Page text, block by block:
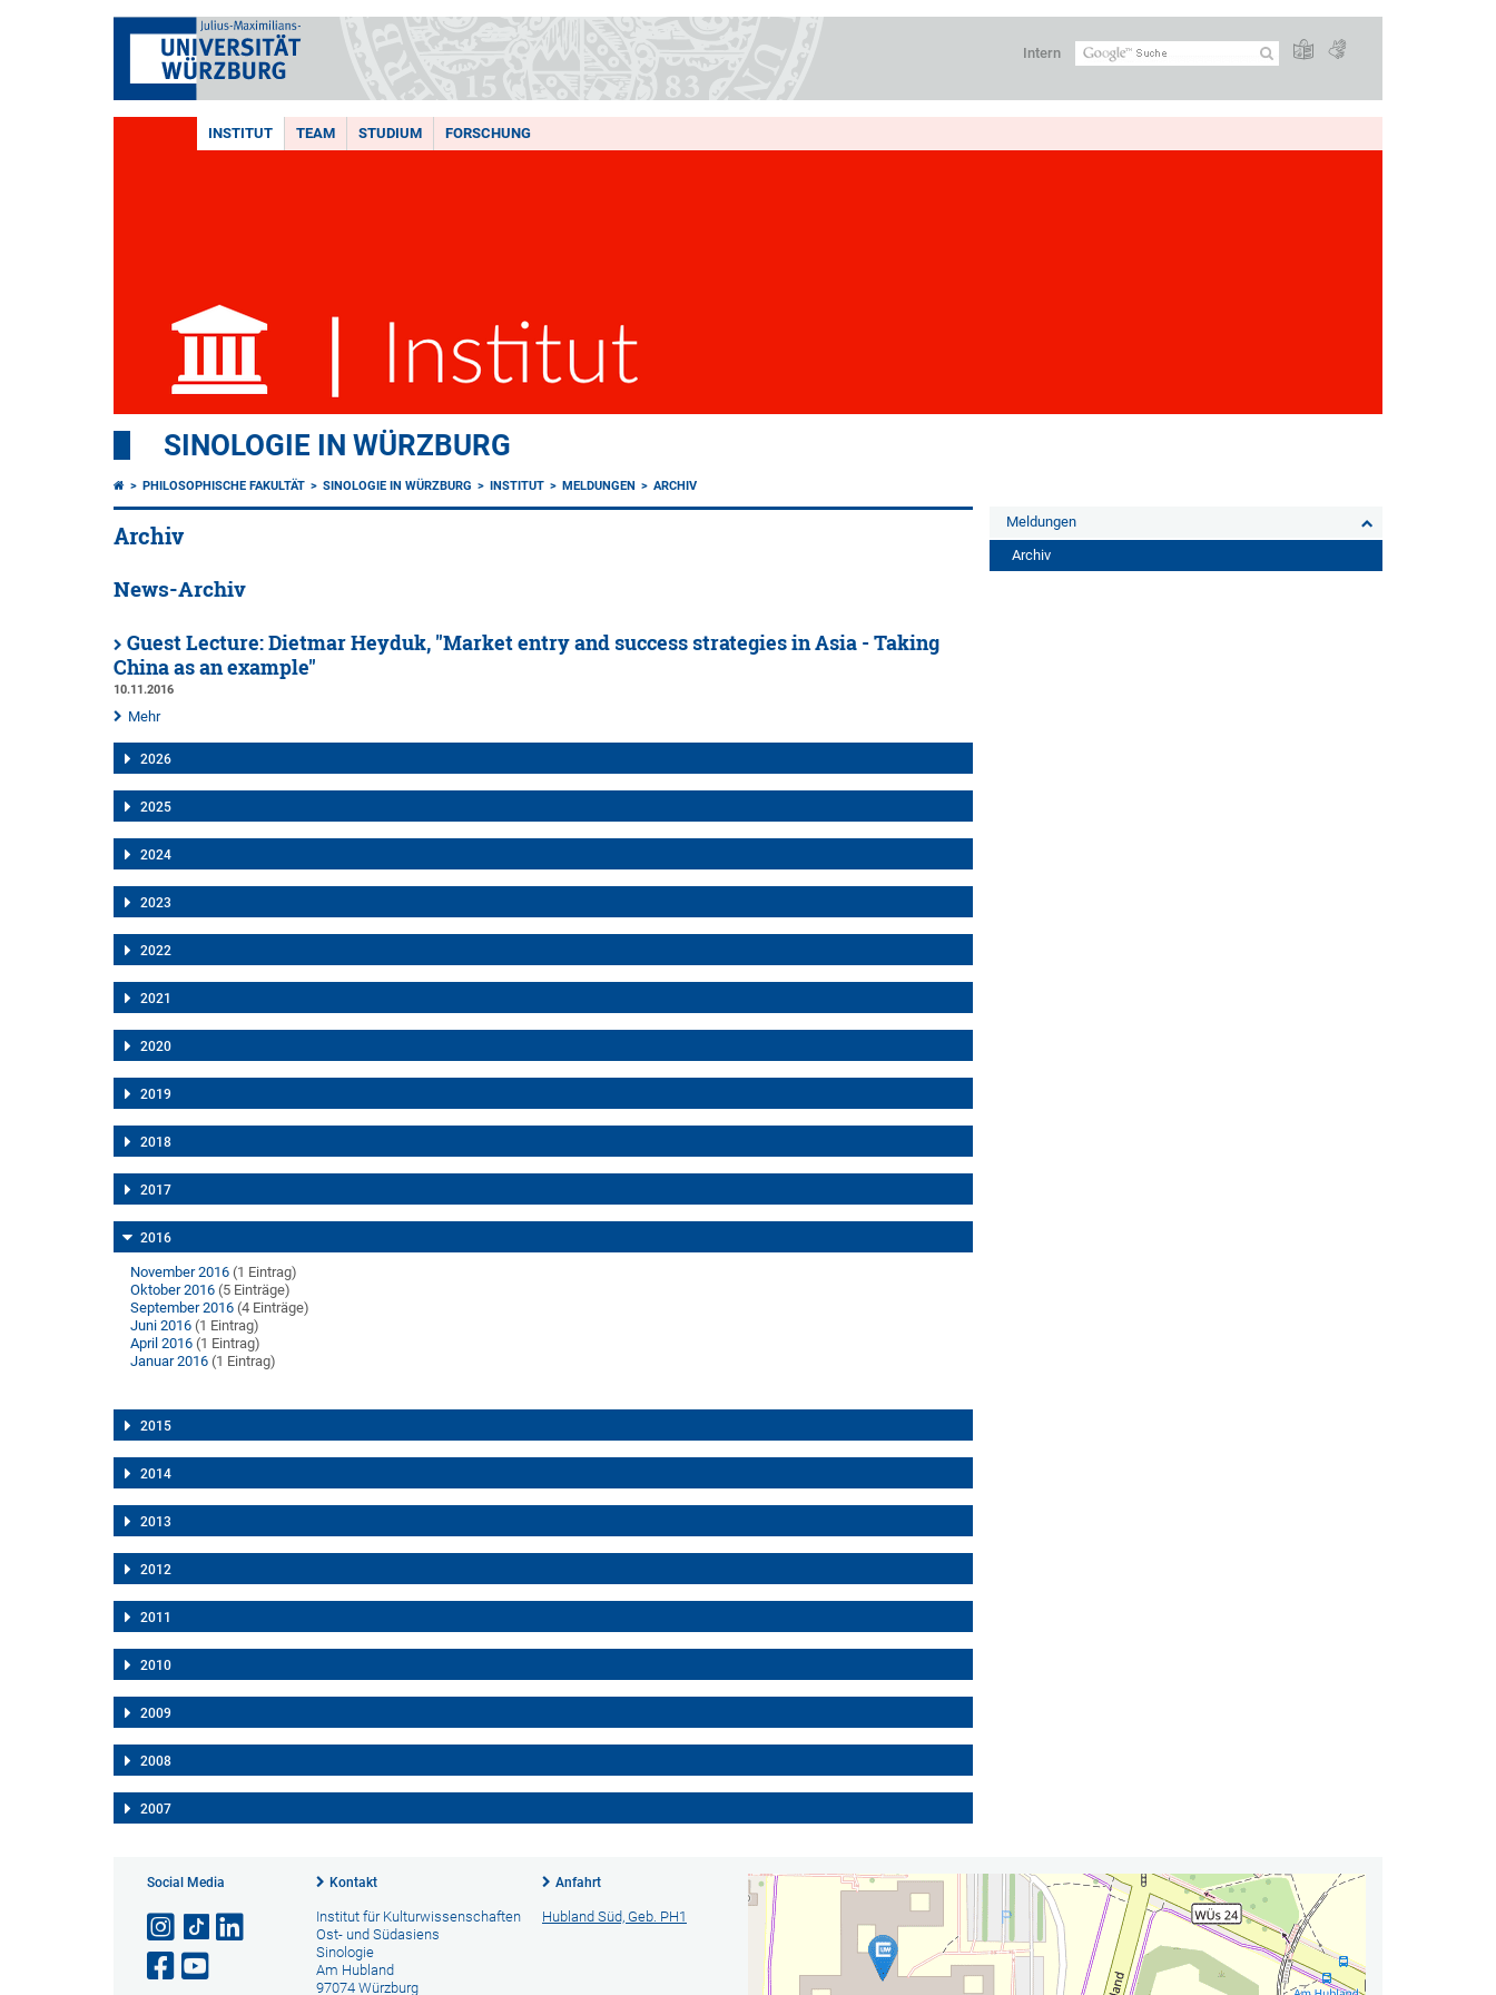
Intern
INSTITUT TEAM STUDIUM FORSCHUNG
SINOLOGIE IN WÜRZBURG
PHILOSOPHISCHE FAKULTÄT SINOLOGIE IN WÜRZBURG INSTITUT MELDUNGEN ARCHIV
Archiv
News-Archiv
Guest Lecture: Dietmar Heyduk, "Market entry and success strategies in Asia - Taking
China as an example"
10.11.2016
Mehr
2026
2025
2024
2023
2022
2021
2020
2019
2018
2017
2016
November 2016 (1 Eintrag)
Oktober 2016 (5 Einträge)
September 2016 (4 Einträge)
Juni 2016 (1 Eintrag)
April 2016 (1 Eintrag)
Januar 2016 (1 Eintrag)
2015
2014
2013
2012
2011
2010
2009
2008
2007
Meldungen
Archiv
Social Media Kontakt
Institut für Kulturwissenschaften
Ost- und Südasiens
Sinologie
Am Hubland
97074 Würzburg
Anfahrt
Hubland Süd, Geb. PH1